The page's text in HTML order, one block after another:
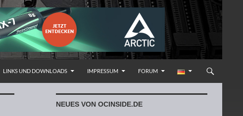
LINKS UND DOWNLOADS IMPRESSUM FORUM
NEUES VON OCINSIDE.DE